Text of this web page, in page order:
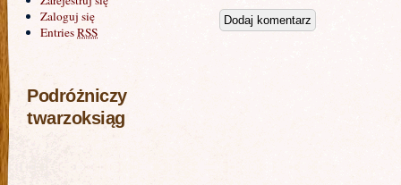
Zaloguj się
EntriesRSS
Podróżniczy
twarzoksiąg